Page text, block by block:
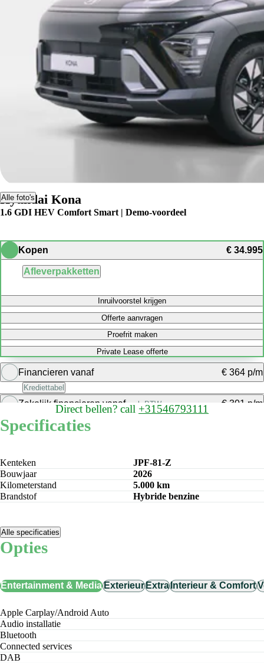
Alle foto's
Hyundai Kona
1.6 GDI HEV Comfort Smart | Demo-voordeel
Kopen € 34.995
Afleverpakketten
Inruilvoorstel krijgen
Offerte aanvragen
Proefrit maken
Private Lease offerte
Financieren vanaf € 364 p/m
Krediettabel
Bereken maandbedrag
Zakelijk financieren vanafexcl. BTW € 301 p/m
Direct bellen? call +31546793111
Specificaties
Kenteken
JPF-81-Z
Bouwjaar
2026
Kilometerstand
5.000 km
Brandstof
Hybride benzine
Alle specificaties
Opties
Entertainment & MediaExterieurExtraInterieur & Comfort
Apple Carplay/Android Auto
audio installatie
Bluetooth
connected services
DAB